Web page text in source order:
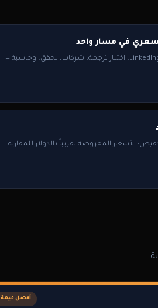
في مسار واحد
بحث وظائف، تحليل ATS، سيرة وLinkedIn، اختبار ترجمة، شركات، تحقق، وحاسبة —
الأسعار المعروضة تقريباً بالدولار للمقارنة
أفضل قيمة